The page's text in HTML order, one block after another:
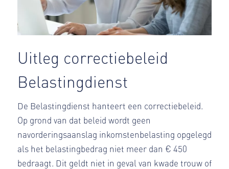
Uitleg correctiebeleid
Belastingdienst
De Belastingdienst hanteert een correctiebeleid.
Op grond van dat beleid wordt geen
navorderingsaanslag inkomstenbelasting opgelegd
als het belastingbedrag niet meer dan € 450
bedraagt. Dit geldt niet in geval van kwade trouw of